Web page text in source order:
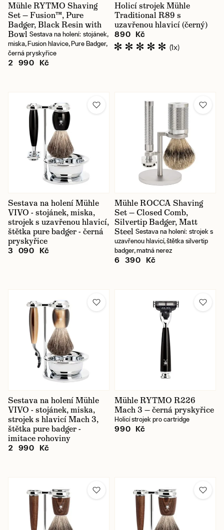
Mühle RYTMO Shaving
Set — Fusion™, Pure
Badger, Black Resin with
Bowl Sestava na holení: stojánek,
miska, Fusion hlavice, Pure Badger,
černá pryskyřice
2 990 Kč
Holicí strojek Mühle
Traditional R89 s
uzavřenou hlavicí (černý)
890 Kč
(1x)
Sestava na holení Mühle
VIVO - stojánek, miska,
strojek s uzavřenou hlavicí,
štětka pure badger - černá
pryskyřice
3 090 Kč
Mühle ROCCA Shaving
Set — Closed Comb,
Silvertip Badger, Matt
Steel Sestava na holení: strojek s
uzavřenou hlavicí, štětka silvertip
badger, matná nerez
6 390 Kč
Sestava na holení Mühle
VIVO - stojánek, miska,
strojek s hlavicí Mach 3,
štětka pure badger -
imitace rohoviny
2 990 Kč
Mühle RYTMO R226
Mach 3 — černá pryskyřice
Holicí strojek pro cartridge
990 Kč